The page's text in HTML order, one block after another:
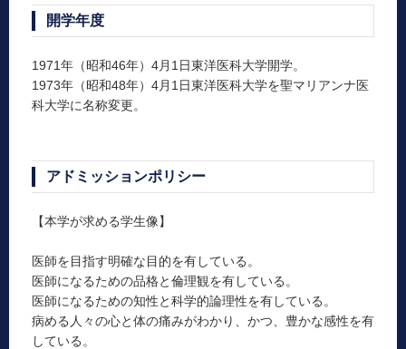
開学年度
1971年（昭和46年）4月1日東洋医科大学開学。
1973年（昭和48年）4月1日東洋医科大学を聖マリアンナ医
科大学に名称変更。
アドミッションポリシー
【本学が求める学生像】
医師を目指す明確な目的を有している。
医師になるための品格と倫理観を有している。
医師になるための知性と科学的論理性を有している。
病める人々の心と体の痛みがわかり、かつ、豊かな感性を有
している。